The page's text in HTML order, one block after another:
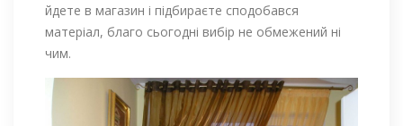
йдете в магазин і підбираєте сподобався
матеріал, благо сьогодні вибір не обмежений ні
чим.